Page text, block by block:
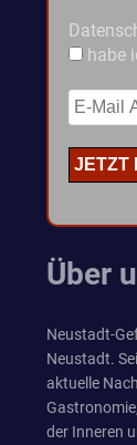
habe
Über
Neustadt-
Neustadt.
aktuelle
der Inneren